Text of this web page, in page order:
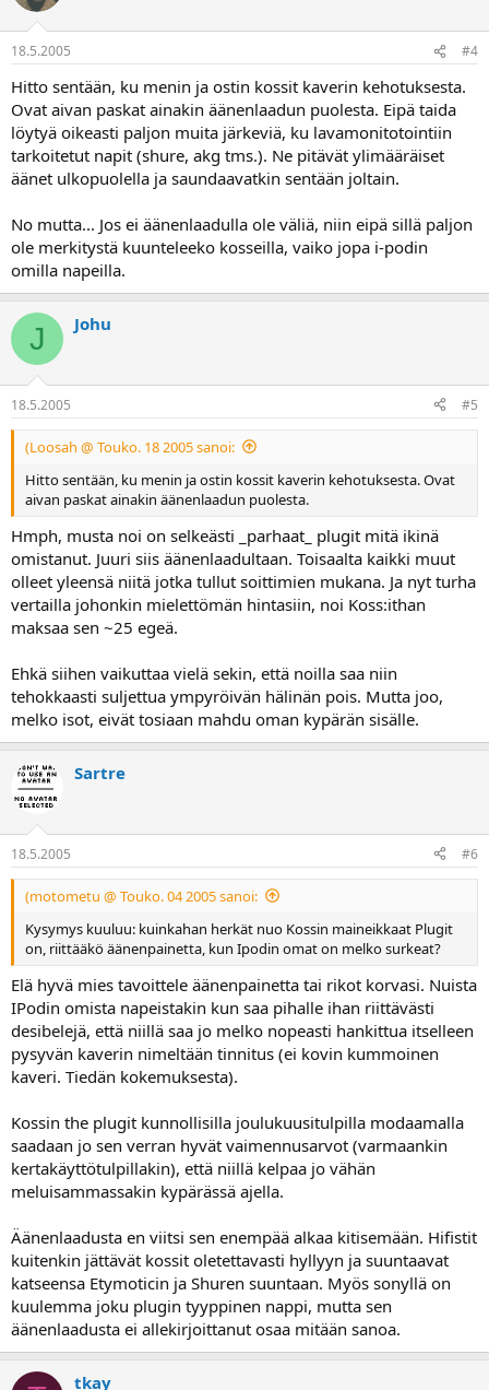
18.5.2005 #4
Hitto sentään, ku menin ja ostin kossit kaverin kehotuksesta.
Ovat aivan paskat ainakin äänenlaadun puolesta. Eipä taida
löytyä oikeasti paljon muita järkeviä, ku lavamonitotointiin
tarkoitetut napit (shure, akg tms.). Ne pitävät ylimääräiset
äänet ulkopuolella ja saundaavatkin sentään joltain.
No mutta... Jos ei äänenlaadulla ole väliä, niin eipä sillä paljon
ole merkitystä kuunteleeko kosseilla, vaiko jopa i-podin
omilla napeilla.
J Johu
18.5.2005 #5
(Loosah @ Touko. 18 2005 sanoi:
Hitto sentään, ku menin ja ostin kossit kaverin kehotuksesta. Ovat
aivan paskat ainakin äänenlaadun puolesta.
Hmph, musta noi on selkeästi _parhaat_ plugit mitä ikinä
omistanut. Juuri siis äänenlaadultaan. Toisaalta kaikki muut
olleet yleensä niitä jotka tullut soittimien mukana. Ja nyt turha
vertailla johonkin mielettömän hintasiin, noi Koss:ithan
maksaa sen ~25 egeä.
Ehkä siihen vaikuttaa vielä sekin, että noilla saa niin
tehokkaasti suljettua ympyröivän hälinän pois. Mutta joo,
melko isot, eivät tosiaan mahdu oman kypärän sisälle.
Sartre
18.5.2005 #6
(motometu @ Touko. 04 2005 sanoi:
Kysymys kuuluu: kuinkahan herkät nuo Kossin maineikkaat Plugit
on, riittääkö äänenpainetta, kun Ipodin omat on melko surkeat?
Elä hyvä mies tavoittele äänenpainetta tai rikot korvasi. Nuista
IPodin omista napeistakin kun saa pihalle ihan riittävästi
desibelejä, että niillä saa jo melko nopeasti hankittua itselleen
pysyvän kaverin nimeltään tinnitus (ei kovin kummoinen
kaveri. Tiedän kokemuksesta).
Kossin the plugit kunnollisilla joulukuusitulpilla modaamalla
saadaan jo sen verran hyvät vaimennusarvot (varmaankin
kertakäyttötulpillakin), että niillä kelpaa jo vähän
meluisammassakin kypärässä ajella.
Äänenlaadusta en viitsi sen enempää alkaa kitisemään. Hifistit
kuitenkin jättävät kossit oletettavasti hyllyyn ja suuntaavat
katseensa Etymoticin ja Shuren suuntaan. Myös sonyllä on
kuulemma joku plugin tyyppinen nappi, mutta sen
äänenlaadusta ei allekirjoittanut osaa mitään sanoa.
tkay